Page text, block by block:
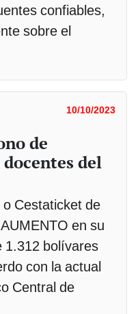
confiables,
sobre el
10/10/2023
de
del
Cestaticket de
en su
1.312 bolívares
con la actual
Central de